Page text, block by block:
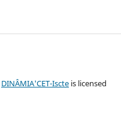
DINÂMIA'CET-Iscteis licensed